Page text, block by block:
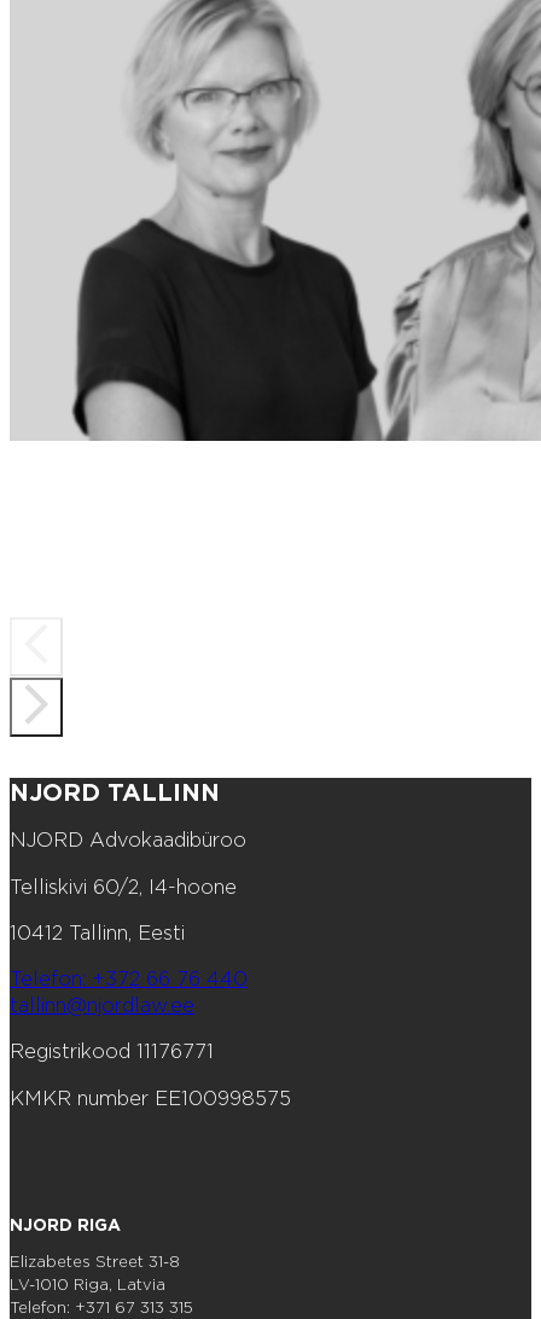
NJORD TALLINN
NJORD Advokaadibüroo
Telliskivi 60/2, I4-hoone
10412 Tallinn, Eesti
Telefon: +372 66 76 440
tallinn@njordlaw.ee
Registrikood 11176771
KMKR number EE100998575
NJORD RIGA
Elizabetes Street 31-8
LV-1010 Riga, Latvia
Telefon: +371 67 313 315